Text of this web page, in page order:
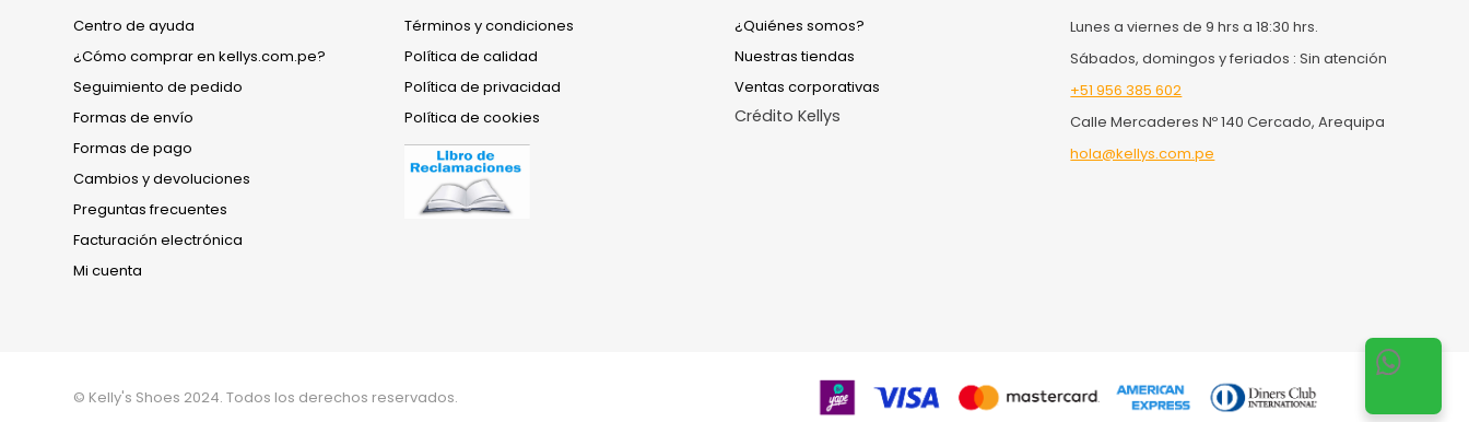
Centro de ayuda
¿Cómo comprar en kellys.com.pe?
Seguimiento de pedido
Formas de envío
Formas de pago
Cambios y devoluciones
Preguntas frecuentes
Facturación electrónica
Mi cuenta
Términos y condiciones
Política de calidad
Política de privacidad
Política de cookies
¿Quiénes somos?
Nuestras tiendas
Ventas corporativas
Crédito Kellys
Lunes a viernes de 9 hrs a 18:30 hrs.
Sábados, domingos y feriados : Sin atención
+51 956 385 602
Calle Mercaderes Nº 140 Cercado, Arequipa
hola@kellys.com.pe
© Kelly's Shoes 2024. Todos los derechos reservados.